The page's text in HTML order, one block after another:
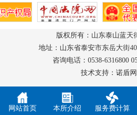
版权所有：山东泰山蓝天
地址：山东省泰安市东岳大街
咨询电话：0538-6316800
技术支持：诺盾
网站首页 本所介绍 服务费计算